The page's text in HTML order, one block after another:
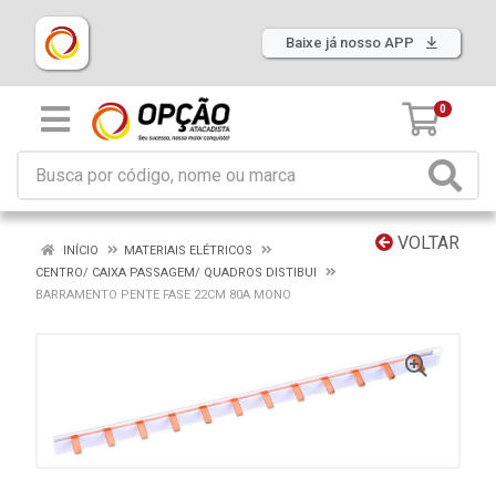
Baixe já nosso APP
0
VOLTAR
INÍCIO
MATERIAIS ELÉTRICOS
CENTRO/ CAIXA PASSAGEM/ QUADROS DISTIBUI
BARRAMENTO PENTE FASE 22CM 80A MONO